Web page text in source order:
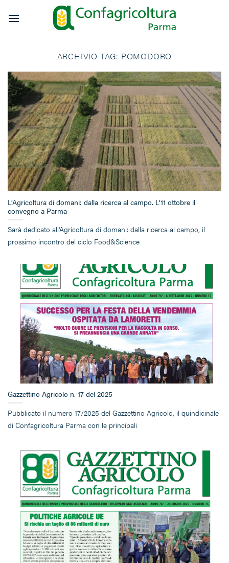
ARCHIVIO TAG: POMODORO
L’Agricoltura di domani: dalla ricerca al campo. L’11 ottobre il
convegno a Parma
Sarà dedicato all'Agricoltura di domani: dalla ricerca al campo, il
prossimo incontro del ciclo Food&Science
Gazzettino Agricolo n. 17 del 2025
Pubblicato il numero 17/2025 del Gazzettino Agricolo, il quindicinale
di Confagricoltura Parma con le principali